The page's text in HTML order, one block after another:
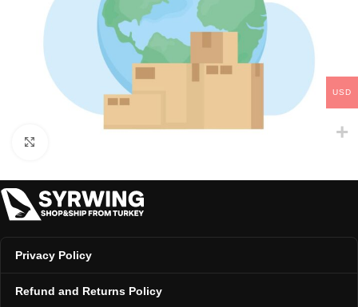
Privacy Policy
Refund and Returns Policy
USD